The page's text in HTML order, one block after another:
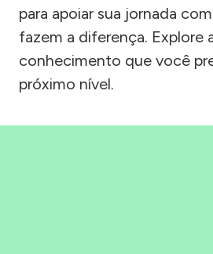
para apoiar sua jornada
fazem a diferença. Explore
conhecimento que você
próximo nível.